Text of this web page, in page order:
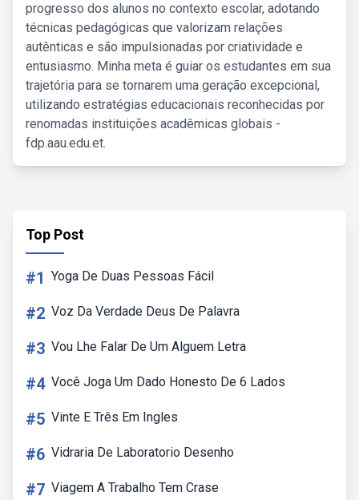
progresso dos alunos no contexto escolar, adotando
técnicas pedagógicas que valorizam relações
autênticas e são impulsionadas por criatividade e
entusiasmo. Minha meta é guiar os estudantes em sua
trajetória para se tornarem uma geração excepcional,
utilizando estratégias educacionais reconhecidas por
renomadas instituições acadêmicas globais -
fdp.aau.edu.et.
Top Post
#1 Yoga De Duas Pessoas Fácil
#2 Voz Da Verdade Deus De Palavra
#3 Vou Lhe Falar De Um Alguem Letra
#4 Você Joga Um Dado Honesto De 6 Lados
#5 Vinte E Três Em Ingles
#6 Vidraria De Laboratorio Desenho
#7 Viagem A Trabalho Tem Crase